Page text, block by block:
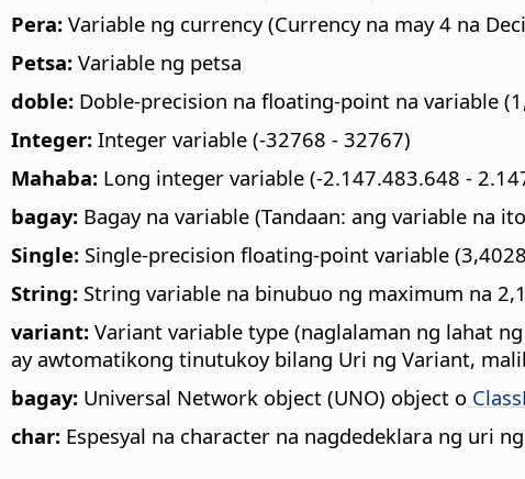
Pera: Variable ng currency (Currency na may 4 na
Petsa: Variable ng petsa
doble: Doble-precision na floating-point na variable
Integer: Integer variable (-32768 - 32767)
Mahaba: Long integer variable (-2.147.483.648 -
bagay: Bagay na variable (Tandaan: ang variable na
Single: Single-precision floating-point variable
String: String variable na binubuo ng maximum na
variant: Variant variable type (naglalaman ng lahat
ay awtomatikong tinutukoy bilang Uri ng Variant,
bagay: Universal Network object (UNO) object o
char: Espesyal na character na nagdedeklara ng uri